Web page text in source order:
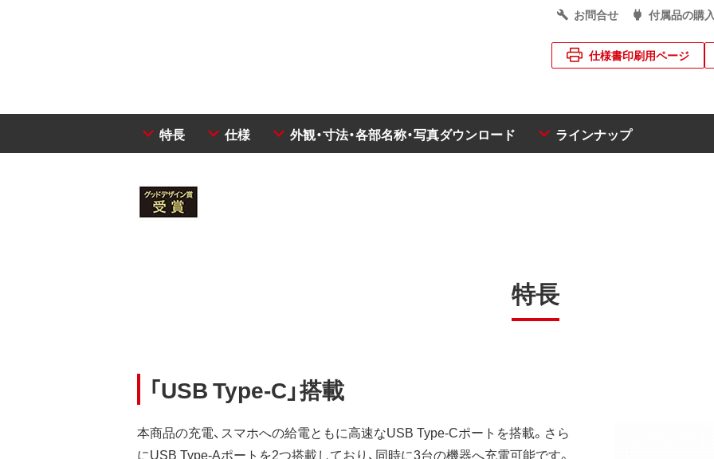
お問合せ
付属品の購
仕様書印刷用ページ
特長 仕様 外観・寸法・各部名称・写真ダウンロード ラインナップ
特長
「USB Type-C」搭載
本商品の充電、スマホへの給電ともに高速なUSB Type-Cポートを搭載。さら
にUSB Type-Aポートを2つ搭載しており、同時に3台の機器へ充電可能です。